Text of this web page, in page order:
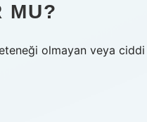
MU?
olmayan veya ciddi